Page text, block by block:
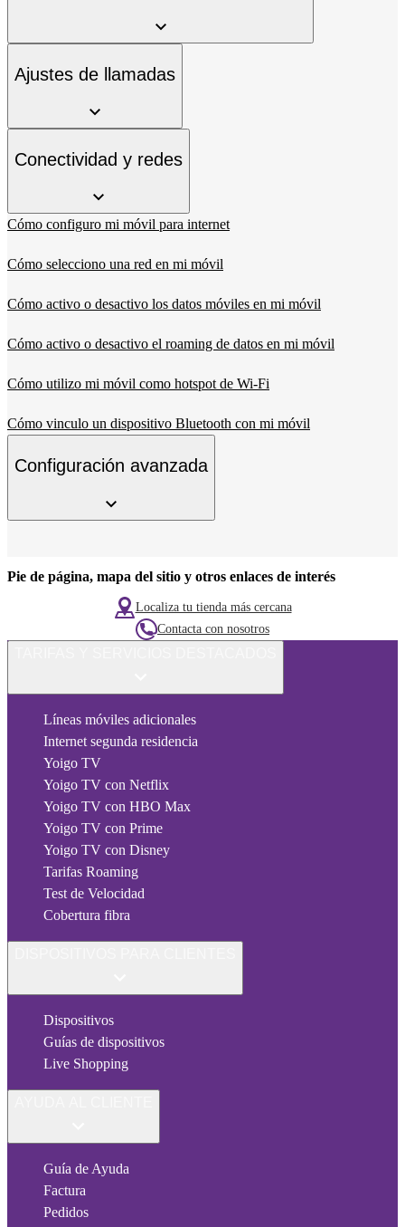
Ajustes de llamadas
Conectividad y redes
Cómo configuro mi móvil para internet
Cómo selecciono una red en mi móvil
Cómo activo o desactivo los datos móviles en mi móvil
Cómo activo o desactivo el roaming de datos en mi móvil
Cómo utilizo mi móvil como hotspot de Wi-Fi
Cómo vinculo un dispositivo Bluetooth con mi móvil
Configuración avanzada
Pie de página, mapa del sitio y otros enlaces de interés
Localiza tu tienda más cercana
Contacta con nosotros
Líneas móviles adicionales
Internet segunda residencia
Yoigo TV
Yoigo TV con Netflix
Yoigo TV con HBO Max
Yoigo TV con Prime
Yoigo TV con Disney
Tarifas Roaming
Test de Velocidad
Cobertura fibra
Dispositivos
Guías de dispositivos
Live Shopping
Guía de Ayuda
Factura
Pedidos